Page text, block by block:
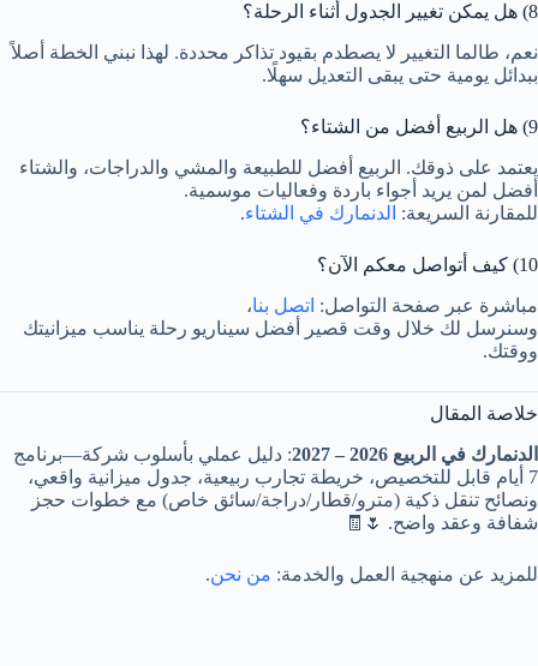
8) هل يمكن تغيير الجدول أثناء الرحلة؟
نعم، طالما التغيير لا يصطدم بقيود تذاكر محددة. لهذا نبني الخطة أصلاً
ببدائل يومية حتى يبقى التعديل سهلًا.
9) هل الربيع أفضل من الشتاء؟
يعتمد على ذوقك. الربيع أفضل للطبيعة والمشي والدراجات، والشتاء
أفضل لمن يريد أجواء باردة وفعاليات موسمية.
للمقارنة السريعة: الدنمارك في الشتاء.
10) كيف أتواصل معكم الآن؟
مباشرة عبر صفحة التواصل: اتصل بنا،
وسنرسل لك خلال وقت قصير أفضل سيناريو رحلة يناسب ميزانيتك
ووقتك.
خلاصة المقال
الدنمارك في الربيع 2026 – 2027
: دليل عملي بأسلوب شركة—برنامج
7 أيام قابل للتخصيص، خريطة تجارب ربيعية، جدول ميزانية واقعي،
ونصائح تنقل ذكية (مترو/قطار/دراجة/سائق خاص) مع خطوات حجز
شفافة وعقد واضح. 🌷🧾
للمزيد عن منهجية العمل والخدمة: من نحن.